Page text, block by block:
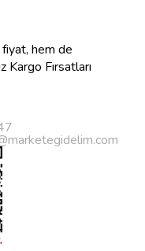
fiyat, hem de
Fırsatları